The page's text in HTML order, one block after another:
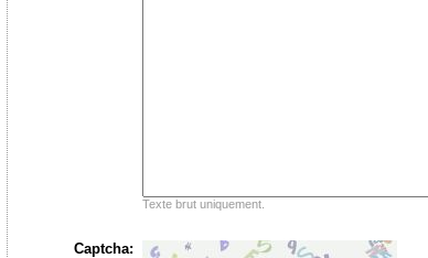
Texte brut uniquement.
Captcha: